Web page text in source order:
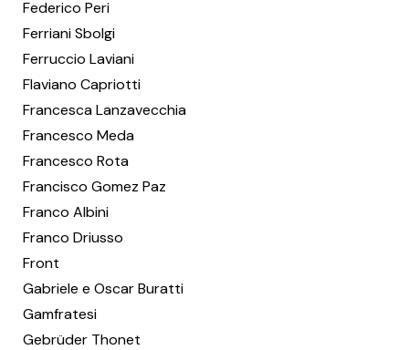
Federico Peri
Ferriani Sbolgi
Ferruccio Laviani
Flaviano Capriotti
Francesca Lanzavecchia
Francesco Meda
Francesco Rota
Francisco Gomez Paz
Franco Albini
Franco Driusso
Front
Gabriele e Oscar Buratti
Gamfratesi
Gebrüder Thonet